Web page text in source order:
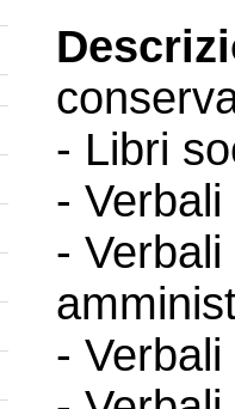
- Libri
-
-
-